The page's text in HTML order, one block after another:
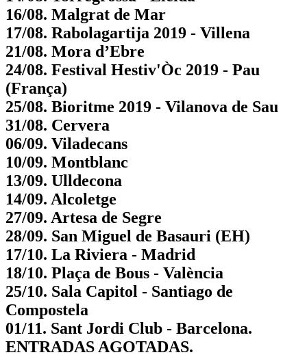
16/08. Malgrat de Mar
17/08. Rabolagartija 2019 - Villena
21/08. Mora d’Ebre
24/08. Festival Hestiv'Òc 2019 - Pau
(França)
25/08. Bioritme 2019 - Vilanova de Sau
31/08. Cervera
06/09. Viladecans
10/09. Montblanc
13/09. Ulldecona
14/09. Alcoletge
27/09. Artesa de Segre
28/09. San Miguel de Basauri (EH)
17/10. La Riviera - Madrid
18/10. Plaça de Bous - València
25/10. Sala Capitol - Santiago de
Compostela
01/11. Sant Jordi Club - Barcelona.
ENTRADAS AGOTADAS.